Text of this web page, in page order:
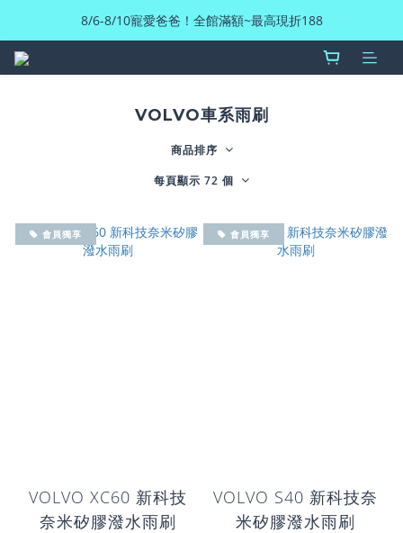
8/6-8/10寵愛爸爸！全館滿額~最高現折188
VOLVO車系雨刷
商品排序
每頁顯示 72 個
會員獨享
VOLVO XC60 新科技
奈米矽膠潑水雨刷
會員獨享
VOLVO S40 新科技奈
米矽膠潑水雨刷